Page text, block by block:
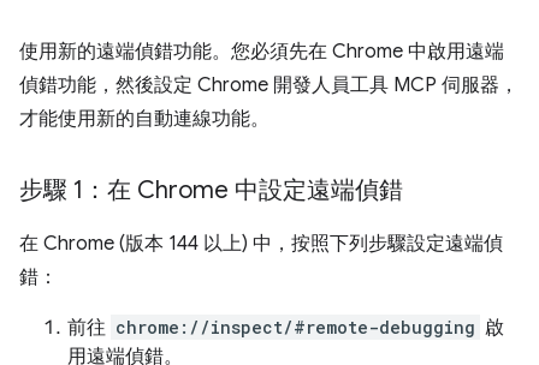
使用新的遠端偵錯功能。您必須先在 Chrome 中啟用遠端
偵錯功能，然後設定 Chrome 開發人員工具 MCP 伺服器，
才能使用新的自動連線功能。
步驟 1：在 Chrome 中設定遠端偵錯
在 Chrome (版本 144 以上) 中，按照下列步驟設定遠端偵
錯：
前往 chrome://inspect/#remote-debugging 啟
用遠端偵錯。